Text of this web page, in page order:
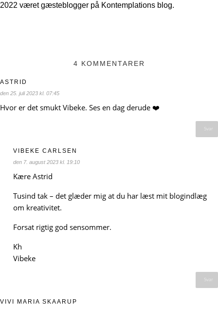
2022 været gæsteblogger på Kontemplations blog.
4 KOMMENTARER
ASTRID
den 25. juli 2023 kl. 07:45
Hvor er det smukt Vibeke. Ses en dag derude ❤️
Svar
VIBEKE CARLSEN
den 7. august 2023 kl. 19:10
Kære Astrid
Tusind tak – det glæder mig at du har læst mit blogindlæg
om kreativitet.
Forsat rigtig god sensommer.
Kh
Vibeke
Svar
VIVI MARIA SKAARUP